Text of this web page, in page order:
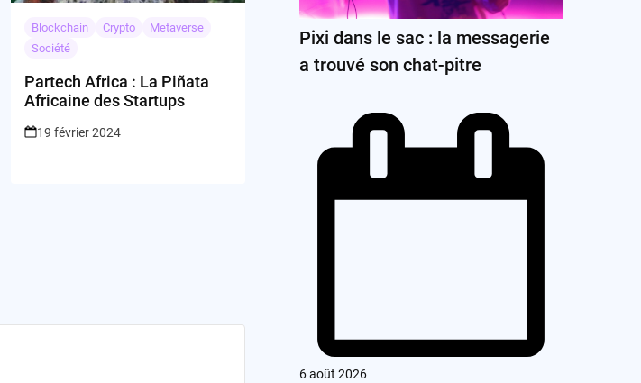
Blockchain Crypto
Metaverse
Société
Partech Africa : La Piñata
Africaine des Startups
19 février 2024
Pixi dans le sac : la messagerie
a trouvé son chat-pitre
6 août 2026